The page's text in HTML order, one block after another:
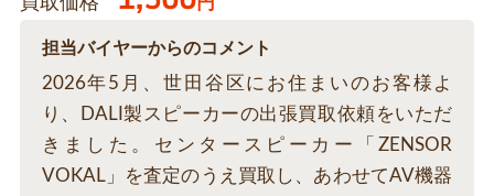
担当バイヤーからのコメント
2026年5月、世田谷区にお住まいのお客様よ
り、DALI製スピーカーの出張買取依頼をいただ
きました。センタースピーカー「ZENSOR
VOKAL」を査定のうえ買取し、あわせてAV機器